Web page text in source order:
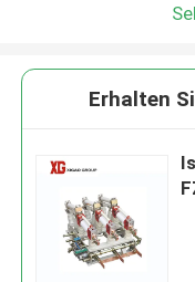
Erhalten